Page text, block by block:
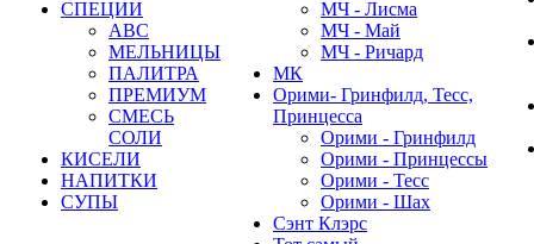
СПЕЦИИ
АВС
МЕЛЬНИЦЫ
ПАЛИТРА
ПРЕМИУМ
СМЕСЬ
СОЛИ
КИСЕЛИ
НАПИТКИ
СУПЫ
МЧ - Лисма
МЧ - Май
МЧ - Ричард
МК
Орими- Гринфилд, Тесс,
Принцесса
Орими - Гринфилд
Орими - Принцессы
Орими - Тесс
Орими - Шах
Сэнт Клэрс